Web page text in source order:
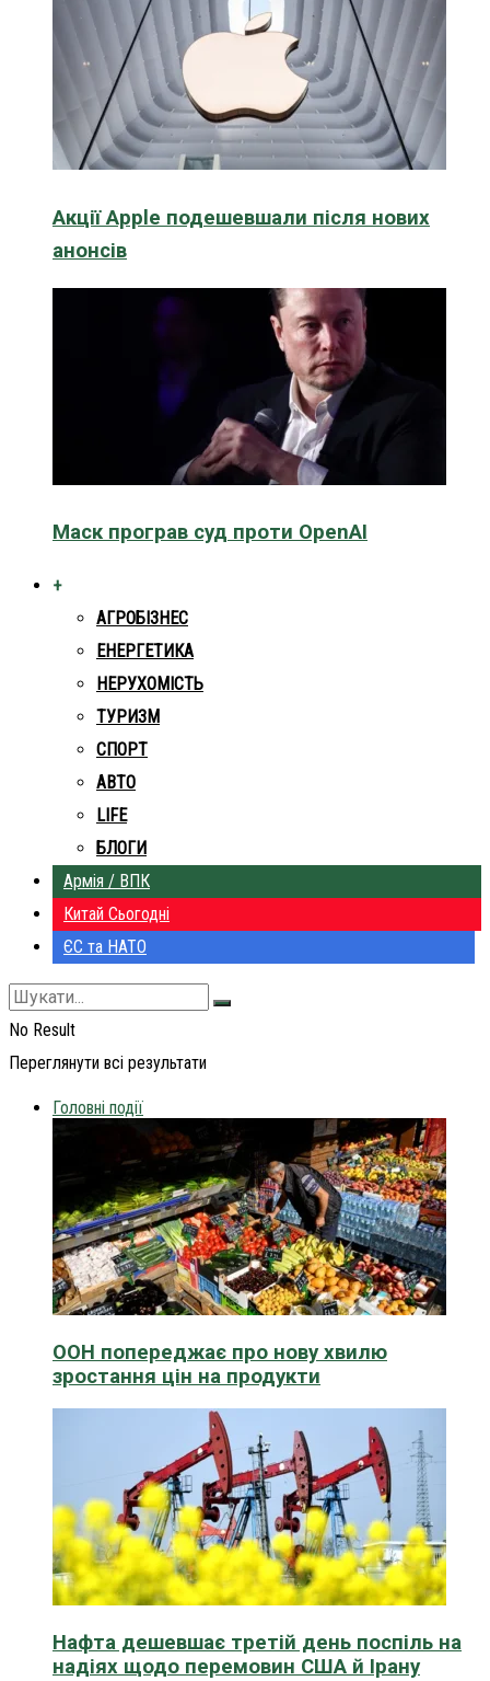
Акції Apple подешевшали після нових
анонсів
Маск програв суд проти OpenAI
+
АГРОБІЗНЕС
ЕНЕРГЕТИКА
НЕРУХОМІСТЬ
ТУРИЗМ
СПОРТ
АВТО
LIFE
БЛОГИ
Армія / ВПК
Китай Сьогодні
ЄС та НАТО
No Result
Переглянути всі результати
Головні події
ООН попереджає про нову хвилю
зростання цін на продукти
Нафта дешевшає третій день поспіль на
надіях щодо перемовин США й Ірану